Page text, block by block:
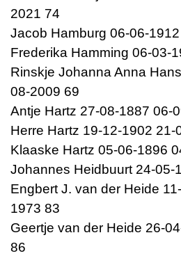
2021 74
Jacob Hamburg 06-06-
Frederika Hamming 06-03-
Rinskje Johanna Anna
08-2009 69
Antje Hartz 27-08-1887 06-
Herre Hartz 19-12-1902 21-
Klaaske Hartz 05-06-1896
Johannes Heidbuurt 24-05-
Engbert J. van der Heide
1973 83
Geertje van der Heide 26-
86